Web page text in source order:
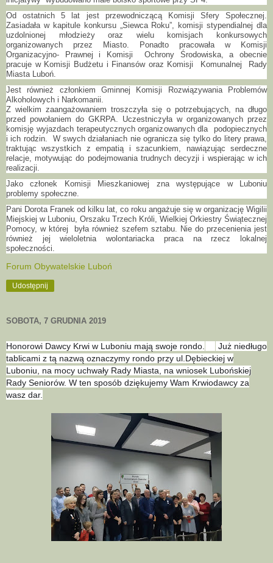
Od ostatnich 5 lat jest przewodniczącą Komisji Sfery Społecznej.
Zasiadała w kapitule konkursu „Siewca Roku”, komisji stypendialnej dla
uzdolnionej młodzieży oraz wielu komisjach konkursowych
organizowanych przez Miasto. Ponadto pracowała w Komisji
Organizacyjno- Prawnej i Komisji Ochrony Środowiska, a obecnie
pracuje w Komisji Budżetu i Finansów oraz Komisji Komunalnej Rady
Miasta Luboń.
Jest również członkiem Gminnej Komisji Rozwiązywania Problemów
Alkoholowych i Narkomanii.
Z wielkim zaangażowaniem troszczyła się o potrzebujących, na długo
przed powołaniem do GKRPA. Uczestniczyła w organizowanych przez
komisję wyjazdach terapeutycznych organizowanych dla podopiecznych
i ich rodzin. W swych działaniach nie ogranicza się tylko do litery prawa,
traktując wszystkich z empatią i szacunkiem, nawiązując serdeczne
relacje, motywując do podejmowania trudnych decyzji i wspierając w ich
realizacji.
Jako członek Komisji Mieszkaniowej zna występujące w Luboniu
problemy społeczne.
Pani Dorota Franek od kilku lat, co roku angażuje się w organizację Wigilii
Miejskiej w Luboniu, Orszaku Trzech Króli, Wielkiej Orkiestry Świątecznej
Pomocy, w której była również szefem sztabu. Nie do przecenienia jest
również jej wieloletnia wolontariacka praca na rzecz lokalnej
społeczności.
Forum Obywatelskie Luboń
Udostępnij
SOBOTA, 7 GRUDNIA 2019
Honorowi Dawcy Krwi w Luboniu mają swoje rondo.
Już niedługo
tablicami z tą nazwą oznaczymy rondo przy ul.Dębieckiej w
Luboniu, na mocy uchwały Rady Miasta, na wniosek Lubońskiej
Rady Seniorów. W ten sposób dziękujemy Wam Krwiodawcy za
wasz dar.